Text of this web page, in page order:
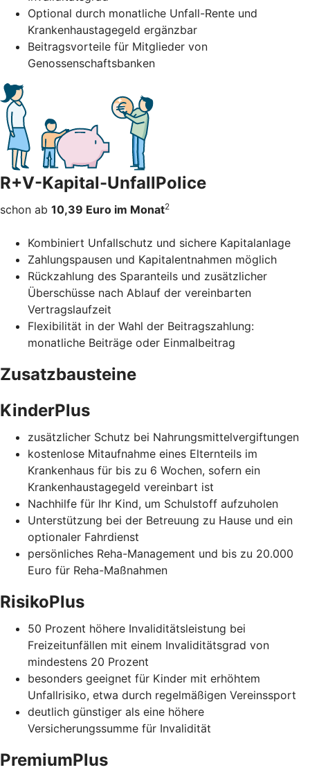
Optional durch monatliche Unfall-Rente und
Krankenhaustagegeld ergänzbar
Beitragsvorteile für Mitglieder von
Genossenschaftsbanken
R+V-Kapital-UnfallPolice
schon ab 10,39 Euro im Monat2
Kombiniert Unfallschutz und sichere Kapitalanlage
Zahlungspausen und Kapitalentnahmen möglich
Rückzahlung des Sparanteils und zusätzlicher
Überschüsse nach Ablauf der vereinbarten
Vertragslaufzeit
Flexibilität in der Wahl der Beitragszahlung:
monatliche Beiträge oder Einmalbeitrag
Zusatzbausteine
KinderPlus
zusätzlicher Schutz bei Nahrungsmittelvergiftungen
kostenlose Mitaufnahme eines Elternteils im
Krankenhaus für bis zu 6 Wochen, sofern ein
Krankenhaustagegeld vereinbart ist
Nachhilfe für Ihr Kind, um Schulstoff aufzuholen
Unterstützung bei der Betreuung zu Hause und ein
optionaler Fahrdienst
persönliches Reha-Management und bis zu 20.000
Euro für Reha-Maßnahmen
RisikoPlus
50 Prozent höhere Invaliditätsleistung bei
Freizeitunfällen mit einem Invaliditätsgrad von
mindestens 20 Prozent
besonders geeignet für Kinder mit erhöhtem
Unfallrisiko, etwa durch regelmäßigen Vereinssport
deutlich günstiger als eine höhere
Versicherungssumme für Invalidität
PremiumPlus